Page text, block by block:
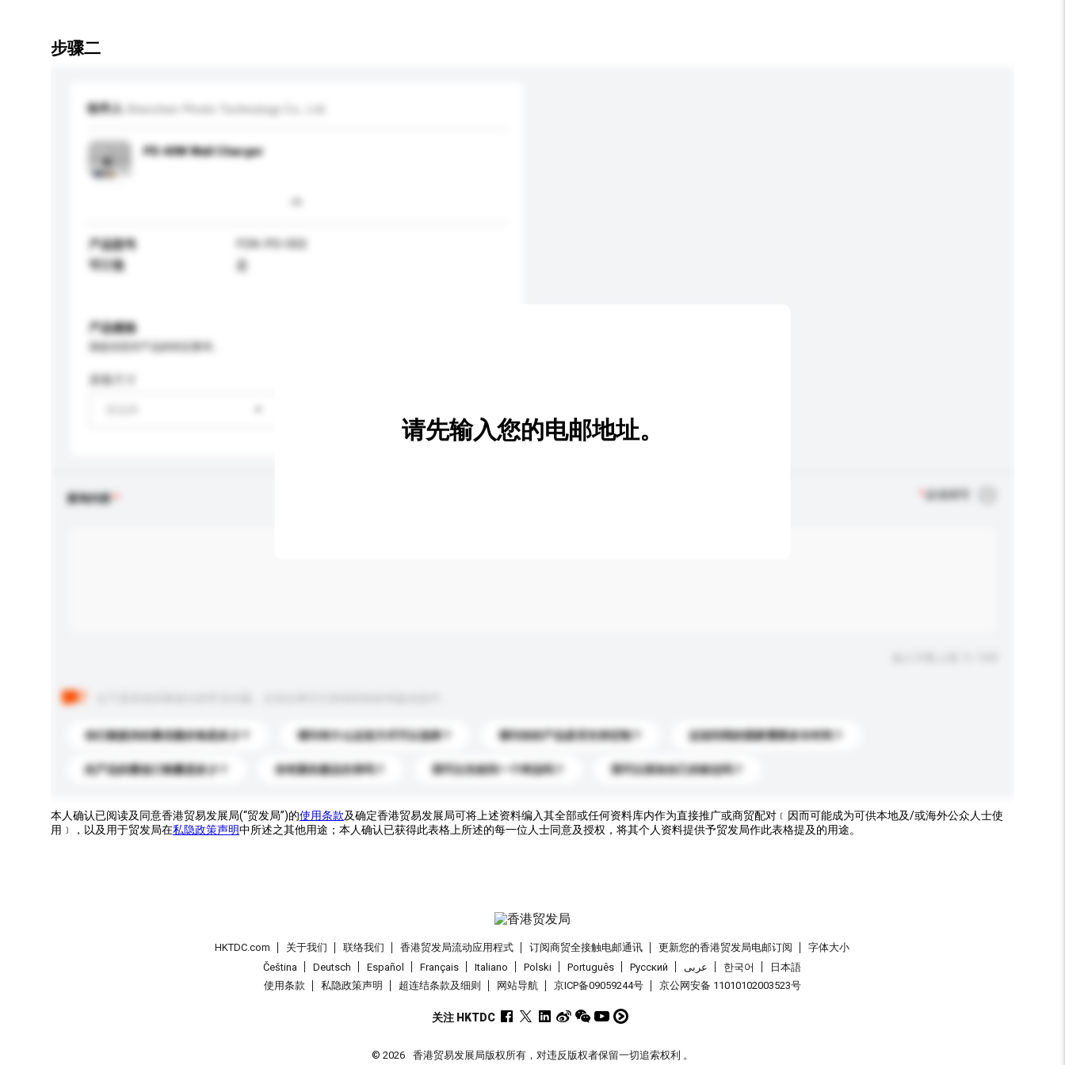
步骤二
收件人 Shenzhen Photic Technology Co., Ltd.
PD 40W Wall Charger
产品型号
FDK-PD-002
可订造
是
产品规格
查询内容 必须填写
你们能提供的最优惠价格是多少？ 请问有什么运送方式可以选择？ 请问你的产品是否支持定制？ 运送到我的国家需要多长时间？
此产品的最低订购量是多少？ 你有新的產品目录吗？ 我可以先收到一个样品吗？ 我可以添加自己的标志吗？
请先输入您的电邮地址。
本人确认已阅读及同意香港贸易发展局(“贸发局”)的使用条款及确定香港贸易发展局可将上述资料编入其全部或任何资料库内作为直接推广或商贸配对﹝因而可能成为可供本地及/或海外公众人士使
用﹞，以及用于贸发局在私隐政策声明中所述之其他用途；本人确认已获得此表格上所述的每一位人士同意及授权，将其个人资料提供予贸发局作此表格提及的用途。
HKTDC.com 关于我们 联络我们 香港贸发局流动应用程式 订阅商贸全接触电邮通讯 更新您的香港贸发局电邮订阅
字体大小
Čeština
Deutsch Español Français Italiano Polski Português Pусский عربى 한국어
日本語
使用条款
私隐政策声明 超连结条款及细则 网站导航 京ICP备09059244号 京公网安备 11010102003523号
关注 HKTDC
© 2026 香港贸易发展局版权所有，对违反版权者保留一切追索权利 。